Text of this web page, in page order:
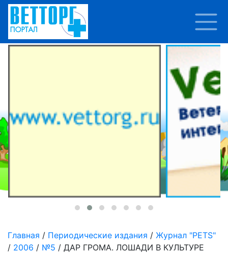
Главная / Периодические издания / Журнал "PETS"
/ 2006 / №5 / ДАР ГРОМА. ЛОШАДИ В КУЛЬТУРЕ